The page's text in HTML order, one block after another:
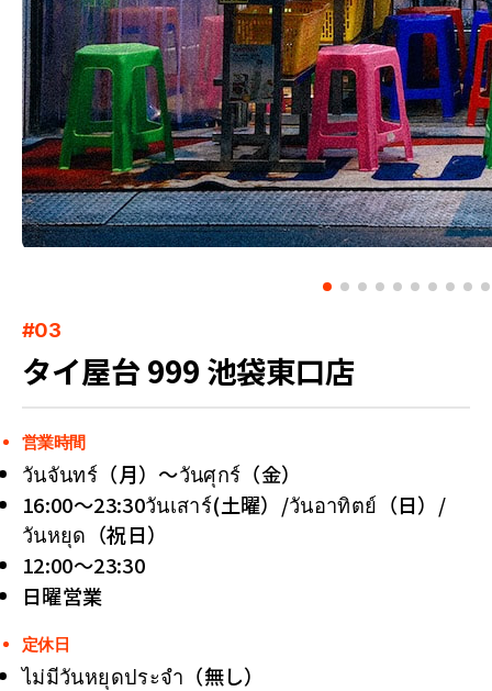
#03
タイ屋台 999 池袋東口店
営業時間
วันจันทร์（月）〜วันศุกร์（金）
16:00〜23:30วันเสาร์(土曜）/วันอาทิตย์（日）/
วันหยุด（祝日）
12:00〜23:30
日曜営業
定休日
ไม่มีวันหยุดประจำ（無し）